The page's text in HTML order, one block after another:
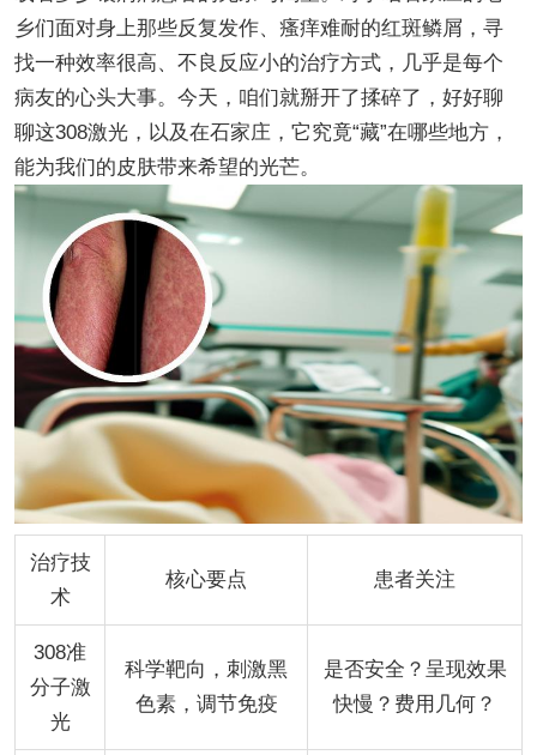
乡们面对身上那些反复发作、瘙痒难耐的红斑鳞屑，寻
找一种效率很高、不良反应小的治疗方式，几乎是每个
病友的心头大事。今天，咱们就掰开了揉碎了，好好聊
聊这308激光，以及在石家庄，它究竟“藏”在哪些地方，
能为我们的皮肤带来希望的光芒。
治疗技
术
核心要点 患者关注
308准
分子激
光
科学靶向，刺激黑
色素，调节免疫
是否安全？呈现效果
快慢？费用几何？